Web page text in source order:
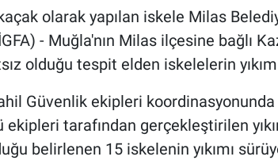
olarak yapılan iskele Milas
- Muğla'nın Milas ilçesine bağlı
olduğu tespit elden iskelelerin
Güvenlik ekipleri
ekipleri tarafından gerçekleştirilen
belirlenen 15 iskelenin yıkımı